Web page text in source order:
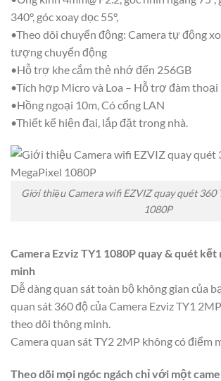
340°, góc xoay dọc 55°,
•Theo dõi chuyển động: Camera tự động
tượng chuyển động
•Hỗ trợ khe cắm thẻ nhớ đến 256GB
•Tích hợp Micro và Loa – Hỗ trợ đàm thoại
•Hồng ngoại 10m, Có cổng LAN
•Thiết kế hiện đại, lắp đặt trong nhà.
Giới thiệu Camera wifi EZVIZ quay quét 360
1080P
Camera Ezviz TY1 1080P quay & quét
minh
Dễ dàng quan sát toàn bộ không gian của
quan sát 360 độ của Camera Ezviz TY1
theo dõi thông minh.
Camera quan sát TY2 2MP không có điểm
Theo dõi mọi ngóc ngách chỉ với một